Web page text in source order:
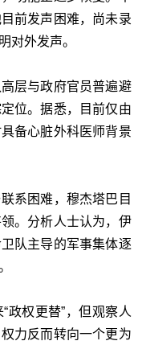
前发声困难，尚未录
对外发声。
层与政府官员普遍避
位。据悉，目前仅由
备心脏外科医师背景
系困难，穆杰塔巴目
。分析人士认为，伊
队主导的军事集体逐
政权更替”，但观察人
力反而转向一个更为